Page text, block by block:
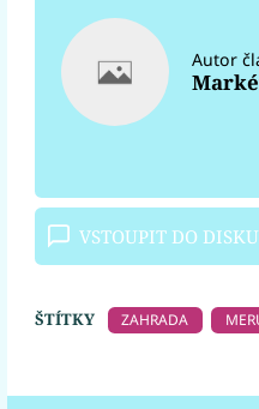
Autor
VSTOUPIT DO
ŠTÍTKY ZAHRADA